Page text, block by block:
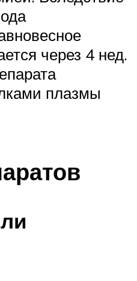
через 4 нед.
плазмы